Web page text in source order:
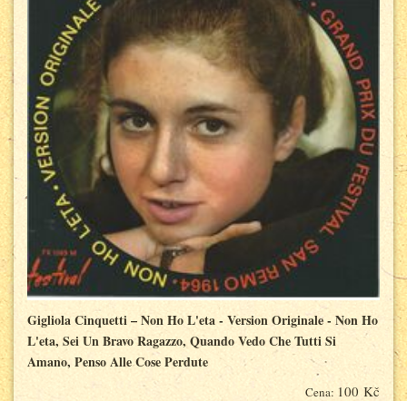
Gigliola Cinquetti – Non Ho L'eta - Version Originale - Non Ho
L'eta, Sei Un Bravo Ragazzo, Quando Vedo Che Tutti Si
Amano, Penso Alle Cose Perdute
Cena: 100 Kč